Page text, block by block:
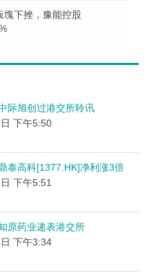
塊下挫，豫能控股
际旭创过港交所聆讯
下午5:50
泰高科[1377.HK]净利涨3倍
下午5:51
原药业递表港交所
下午3:34